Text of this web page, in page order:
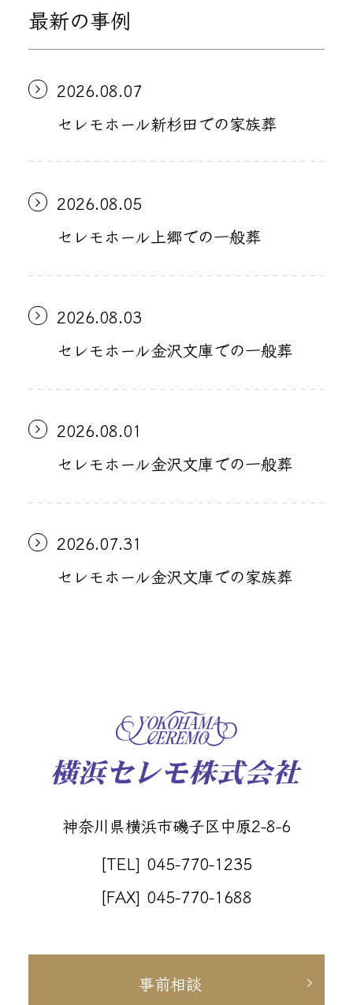
最新の事例
2026.08.07
セレモホール新杉田での家族葬
2026.08.05
セレモホール上郷での一般葬
2026.08.03
セレモホール金沢文庫での一般葬
2026.08.01
セレモホール金沢文庫での一般葬
2026.07.31
セレモホール金沢文庫での家族葬
神奈川県横浜市磯子区中原2-8-6
[TEL] 045-770-1235
[FAX] 045-770-1688
事前相談